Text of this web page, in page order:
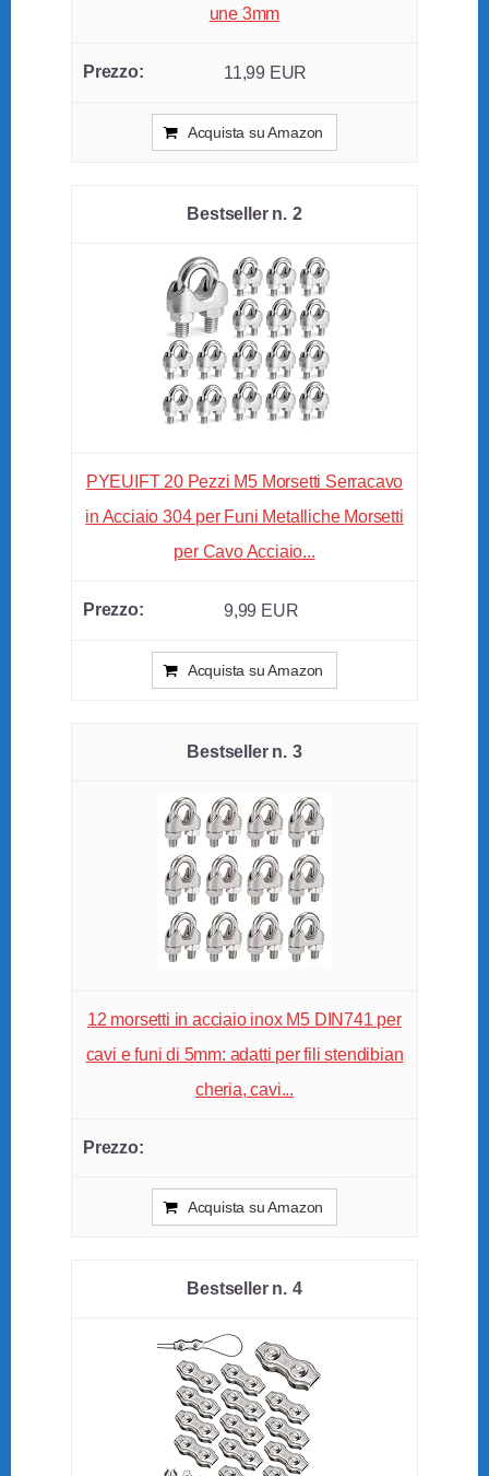
une 3mm
11,99 EUR
Acquista su Amazon
2
PYEUIFT 20 Pezzi M5 Morsetti Serracavo
in Acciaio 304 per Funi Metalliche Morsetti
per Cavo Acciaio...
9,99 EUR
Acquista su Amazon
3
12 morsetti in acciaio inox M5 DIN741 per
cavi e funi di 5mm: adatti per fili stendibian
cheria, cavi...
Acquista su Amazon
4